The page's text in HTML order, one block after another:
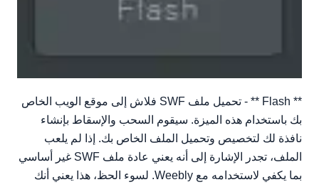
** Flash ** - تحميل ملف SWF فلاش إلى موقع الويب الخاص
بك باستخدام هذه الميزة. سيقوم السحب والإسقاط بإنشاء
نافذة لك لتخصيص وتحميل الملف الخاص بك. إذا لم يلعب
الملف، تجدر الإشارة إلى أنه يعني عادة ملف SWF غير أساسي
بما يكفي لاستخدامه مع Weebly. لسوء الحظ، هذا يعني أنك